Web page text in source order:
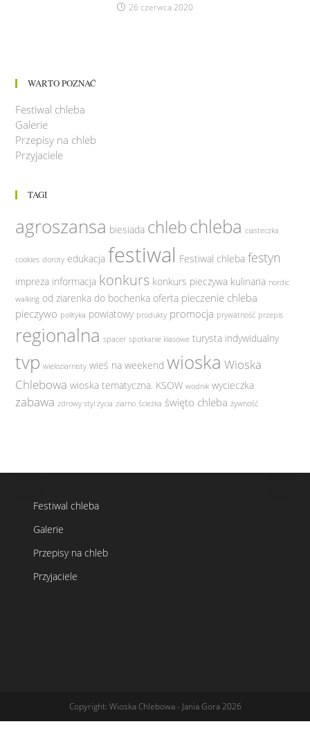
26 czerwca 2020
WARTO POZNAĆ
Festiwal chleba
Galerie
Przepisy na chleb
Przyjaciele
TAGI
agroszansa biesiada chlebchleba ciasteczka
cookies doroty edukacja festiwal Festiwal chleba festyn
impreza informacja konkurs konkurs pieczywa kulinaria nordic
walking od ziarenka do bochenka oferta pieczenie chleba
pieczywo polityka powiatowy produkty promocja prywatność przepis
regionalna spacer spotkanie klasowe turysta indywidualny
tvp wieloziarnisty wieś na weekend wioska Wioska
Chlebowa wioska tematyczna. KSOW wodnik wycieczka
zabawa zdrowy styl życia ziarno ścieżka święto chleba żywność
Festiwal chleba
Galerie
Przepisy na chleb
Przyjaciele
Copyright: Wioska Chlebowa - Jania Gora 2026